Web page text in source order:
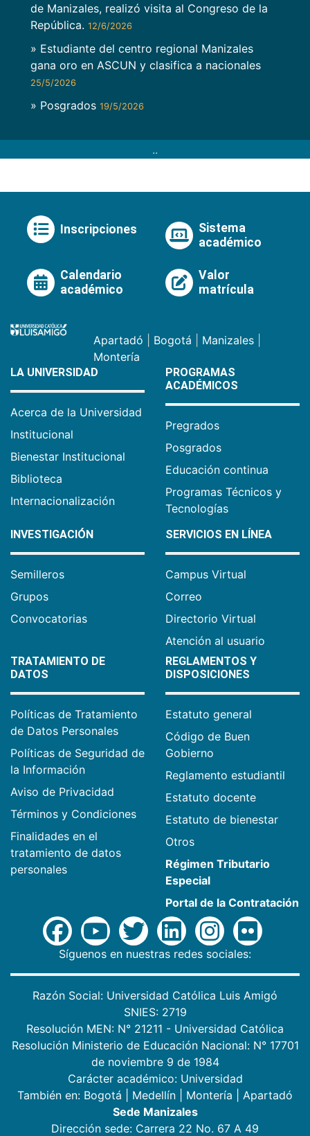
de Manizales, realizó visita al Congreso de la
República. 12/6/2026
» Estudiante del centro regional Manizales
gana oro en ASCUN y clasifica a nacionales
25/5/2026
» Posgrados 19/5/2026
..
Inscripciones
Sistema
académico
Calendario
académico
Valor
matrícula
Apartadó Bogotá Manizales
Montería
LA UNIVERSIDAD
Acerca de la Universidad
Institucional
Bienestar Institucional
Biblioteca
Internacionalización
PROGRAMAS
ACADÉMICOS
Pregrados
Posgrados
Educación continua
Programas Técnicos y
Tecnologías
INVESTIGACIÓN
Semilleros
Grupos
Convocatorias
SERVICIOS EN LÍNEA
Campus Virtual
Correo
Directorio Virtual
Atención al usuario
TRATAMIENTO DE
DATOS
Políticas de Tratamiento
de Datos Personales
Políticas de Seguridad de
la Información
Aviso de Privacidad
Términos y Condiciones
Finalidades en el
tratamiento de datos
personales
REGLAMENTOS Y
DISPOSICIONES
Estatuto general
Código de Buen
Gobierno
Reglamento estudiantil
Estatuto docente
Estatuto de bienestar
Otros
Régimen Tributario
Especial
Portal de la Contratación
Síguenos en nuestras redes sociales:
Razón Social: Universidad Católica Luis Amigó
SNIES: 2719
Resolución MEN: N° 21211 - Universidad Católica
Resolución Ministerio de Educación Nacional: N° 17701
de noviembre 9 de 1984
Carácter académico: Universidad
También en: Bogotá Medellín Montería
Apartadó
Sede Manizales
Dirección sede: Carrera 22 No. 67 A 49